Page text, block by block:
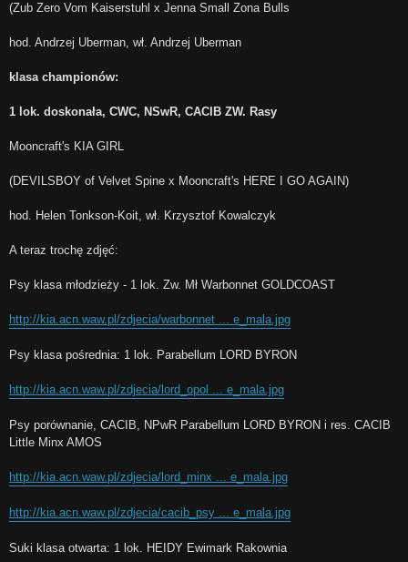
(Zub Zero Vom Kaiserstuhl x Jenna Small Zona Bulls
hod. Andrzej Uberman, wł. Andrzej Uberman
klasa championów:
1 lok. doskonała, CWC, NSwR, CACIB ZW. Rasy
Mooncraft's KIA GIRL
(DEVILSBOY of Velvet Spine x Mooncraft's HERE I GO AGAIN)
hod. Helen Tonkson-Koit, wł. Krzysztof Kowalczyk
A teraz trochę zdjęć:
Psy klasa młodzieży - 1 lok. Zw. Mł Warbonnet GOLDCOAST
http://kia.acn.waw.pl/zdjecia/warbonnet ... e_mala.jpg
Psy klasa pośrednia: 1 lok. Parabellum LORD BYRON
http://kia.acn.waw.pl/zdjecia/lord_opol ... e_mala.jpg
Psy porównanie, CACIB, NPwR Parabellum LORD BYRON i res. CACIB
Little Minx AMOS
http://kia.acn.waw.pl/zdjecia/lord_minx ... e_mala.jpg
http://kia.acn.waw.pl/zdjecia/cacib_psy ... e_mala.jpg
Suki klasa otwarta: 1 lok. HEIDY Ewimark Rakownia